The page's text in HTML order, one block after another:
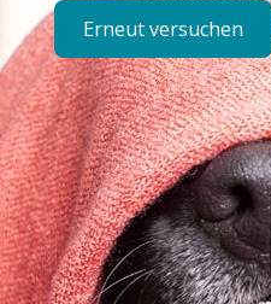
Erneut versuchen